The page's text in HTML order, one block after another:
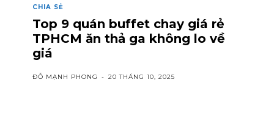
CHIA SẺ
Top 9 quán buffet chay giá rẻ
TPHCM ăn thả ga không lo về
giá
ĐỖ MẠNH PHONG - 20 THÁNG 10, 2025